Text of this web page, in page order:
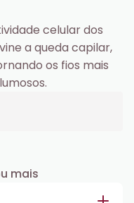
celular dos
a queda capilar,
os fios mais
mais